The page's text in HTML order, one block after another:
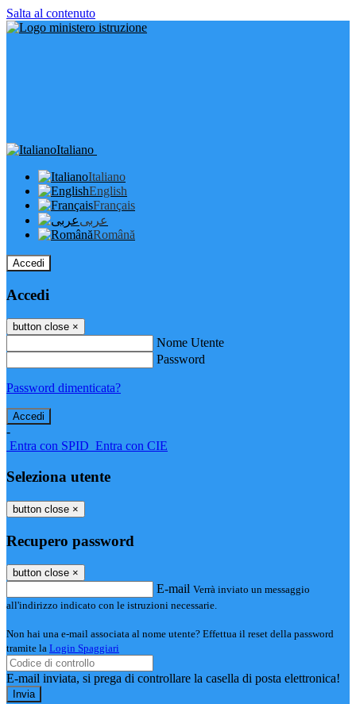
Salta al contenuto
Italiano
Italiano
English
Français
عربى
Română
Accedi
Accedi
button close ×
Nome Utente
Password
Password dimenticata?
-
Entra con SPID Entra con CIE
Seleziona utente
button close ×
Recupero password
button close ×
E-mail Verrà inviato un messaggio
all'indirizzo indicato con le istruzioni necessarie.
Non hai una e-mail associata al nome utente? Effettua il reset della password
tramite la Login Spaggiari
E-mail inviata, si prega di controllare la casella di posta elettronica!